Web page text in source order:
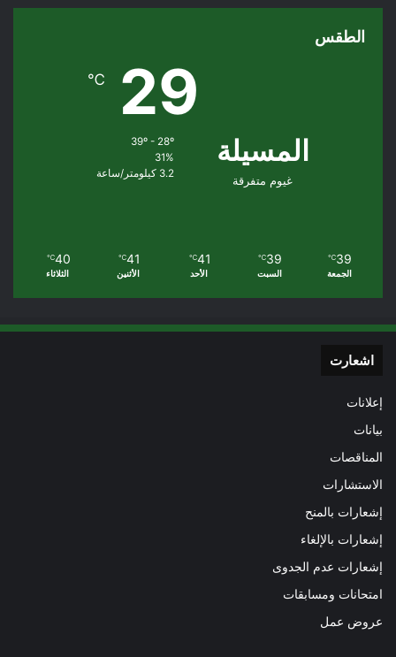
الطقس
المسيلة
غيوم متفرقة
29
℃
39º - 28º
31%
3.2 كيلومتر/ساعة
39
℃
الجمعة
39
℃
السبت
41
℃
الأحد
41
℃
الأثنين
40
℃
الثلاثاء
اشعارت
إعلانات
بيانات
المناقصات
الاستشارات
إشعارات بالمنح
إشعارات بالإلغاء
إشعارات عدم الجدوى
امتحانات ومسابقات
عروض عمل